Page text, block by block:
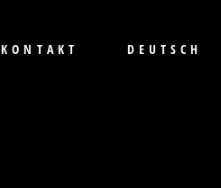
KONTAKT DEUTSCH